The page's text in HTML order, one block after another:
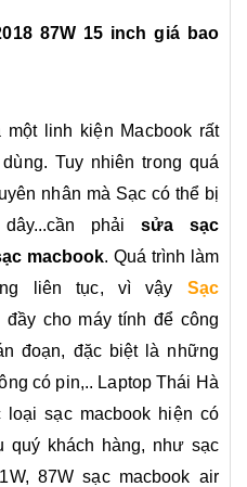
87W 15 inch giá bao
một linh kiện Macbook rất
Tuy nhiên trong quá
nhân mà Sạc có thể bị
phải sửa sạc
macbook. Quá trình làm
liên tục, vì vậy Sạc
cho máy tính để công
đoạn, đặc biệt là những
có pin,.. Laptop Thái Hà
sạc macbook hiện có
quý khách hàng, như sạc
87W sạc macbook air